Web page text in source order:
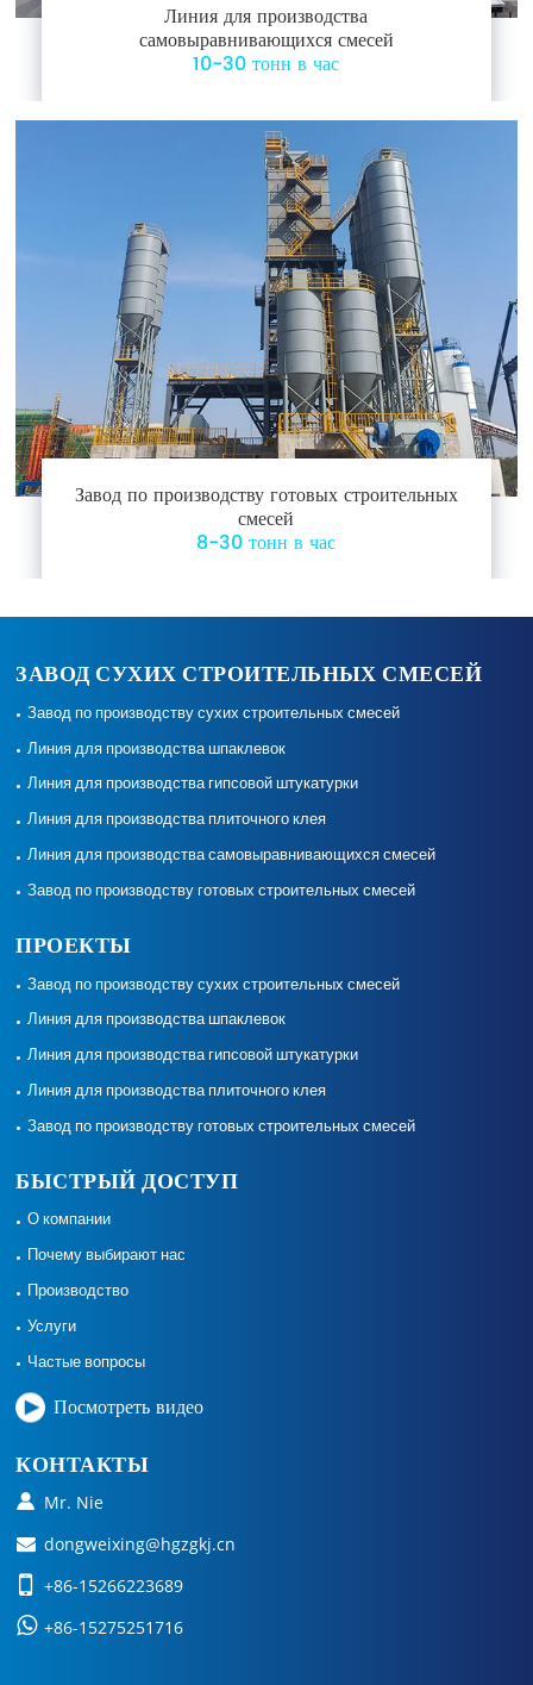
Линия для производства
самовыравнивающихся смесей
10-30 тонн в час
Завод по производству готовых строительных
смесей
8-30 тонн в час
ЗАВОД СУХИХ СТРОИТЕЛЬНЫХ СМЕСЕЙ
Завод по производству сухих строительных смесей
Линия для производства шпаклевок
Линия для производства гипсовой штукатурки
Линия для производства плиточного клея
Линия для производства самовыравнивающихся смесей
Завод по производству готовых строительных смесей
ПРОЕКТЫ
Завод по производству сухих строительных смесей
Линия для производства шпаклевок
Линия для производства гипсовой штукатурки
Линия для производства плиточного клея
Завод по производству готовых строительных смесей
БЫСТРЫЙ ДОСТУП
О компании
Почему выбирают нас
Производство
Услуги
Частые вопросы
Посмотреть видео
КОНТАКТЫ
Mr. Nie
dongweixing@hgzgkj.cn
+86-15266223689
+86-15275251716